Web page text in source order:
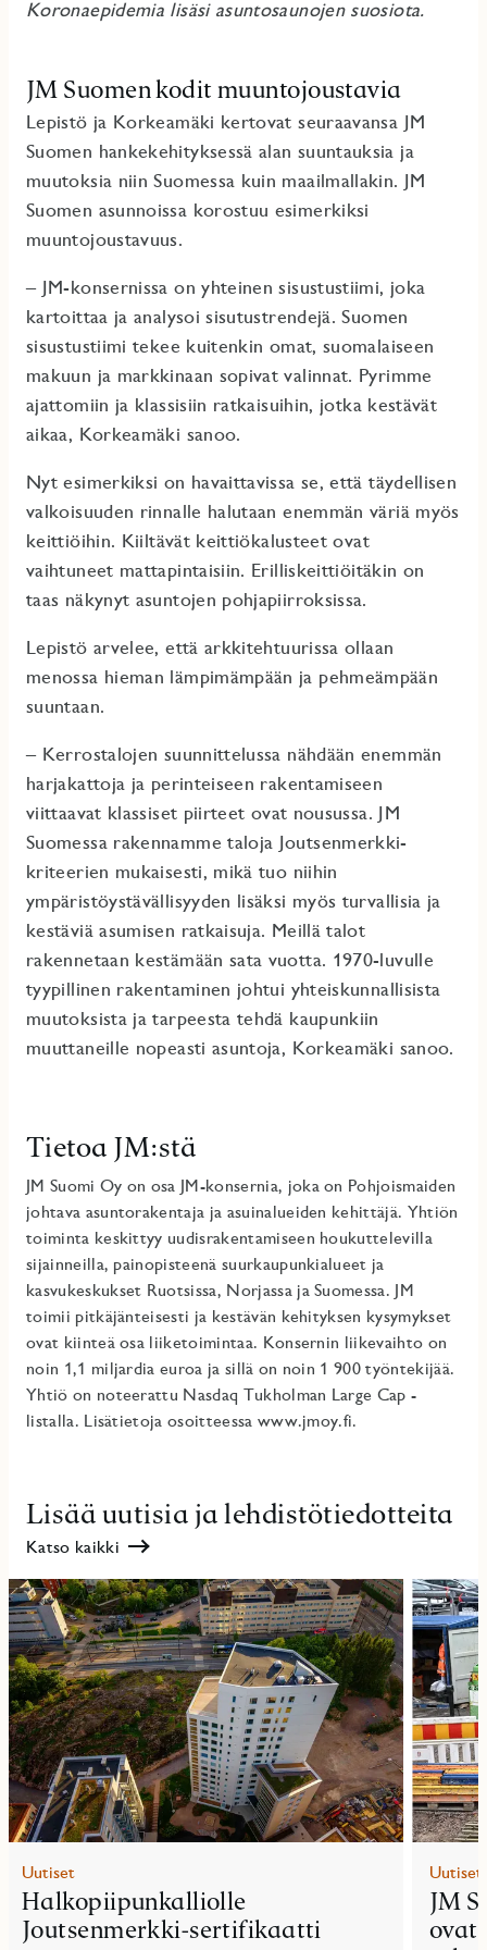
Koronaepidemia lisäsi asuntosaunojen suosiota.
JM Suomen kodit muuntojoustavia
Lepistö ja Korkeamäki kertovat seuraavansa JM
Suomen hankekehityksessä alan suuntauksia ja
muutoksia niin Suomessa kuin maailmallakin. JM
Suomen asunnoissa korostuu esimerkiksi
muuntojoustavuus.
– JM-konsernissa on yhteinen sisustustiimi, joka
kartoittaa ja analysoi sisutustrendejä. Suomen
sisustustiimi tekee kuitenkin omat, suomalaiseen
makuun ja markkinaan sopivat valinnat. Pyrimme
ajattomiin ja klassisiin ratkaisuihin, jotka kestävät
aikaa, Korkeamäki sanoo.
Nyt esimerkiksi on havaittavissa se, että täydellisen
valkoisuuden rinnalle halutaan enemmän väriä myös
keittiöihin. Kiiltävät keittiökalusteet ovat
vaihtuneet mattapintaisiin. Erilliskeittiöitäkin on
taas näkynyt asuntojen pohjapiirroksissa.
Lepistö arvelee, että arkkitehtuurissa ollaan
menossa hieman lämpimämpään ja pehmeämpään
suuntaan.
– Kerrostalojen suunnittelussa nähdään enemmän
harjakattoja ja perinteiseen rakentamiseen
viittaavat klassiset piirteet ovat nousussa. JM
Suomessa rakennamme taloja Joutsenmerkki-
kriteerien mukaisesti, mikä tuo niihin
ympäristöystävällisyyden lisäksi myös turvallisia ja
kestäviä asumisen ratkaisuja. Meillä talot
rakennetaan kestämään sata vuotta. 1970-luvulle
tyypillinen rakentaminen johtui yhteiskunnallisista
muutoksista ja tarpeesta tehdä kaupunkiin
muuttaneille nopeasti asuntoja, Korkeamäki sanoo.
Tietoa JM:stä
JM Suomi Oy on osa JM-konsernia, joka on Pohjoismaiden
johtava asuntorakentaja ja asuinalueiden kehittäjä. Yhtiön
toiminta keskittyy uudisrakentamiseen houkuttelevilla
sijainneilla, painopisteenä suurkaupunkialueet ja
kasvukeskukset Ruotsissa, Norjassa ja Suomessa. JM
toimii pitkäjänteisesti ja kestävän kehityksen kysymykset
ovat kiinteä osa liiketoimintaa. Konsernin liikevaihto on
noin 1,1 miljardia euroa ja sillä on noin 1 900 työntekijää.
Yhtiö on noteerattu Nasdaq Tukholman Large Cap -
listalla. Lisätietoja osoitteessa www.jmoy.fi.
Lisää uutisia ja lehdistötiedotteita
Katso kaikki
Uutiset
Halkopiipunkalliolle
Joutsenmerkki-sertifikaatti
Uutiset
JM
ovat